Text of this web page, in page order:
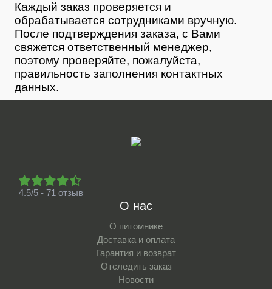
Каждый заказ проверяется и
обрабатывается сотрудниками вручную.
После подтверждения заказа, с Вами
свяжется ответственный менеджер,
поэтому проверяйте, пожалуйста,
правильность заполнения контактных
данных.
4.5/5 - 71 отзыв
О нас
О питомнике
Доставка и оплата
Гарантия и возврат
Отследить заказ
Новости